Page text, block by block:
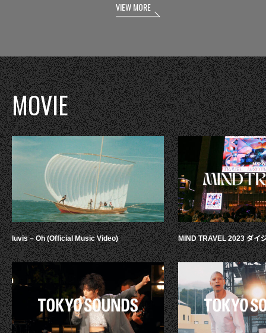
VIEW MORE
MOVIE
luvis – Oh (Official Music Video) MIND TRAVEL 2023 ダイ